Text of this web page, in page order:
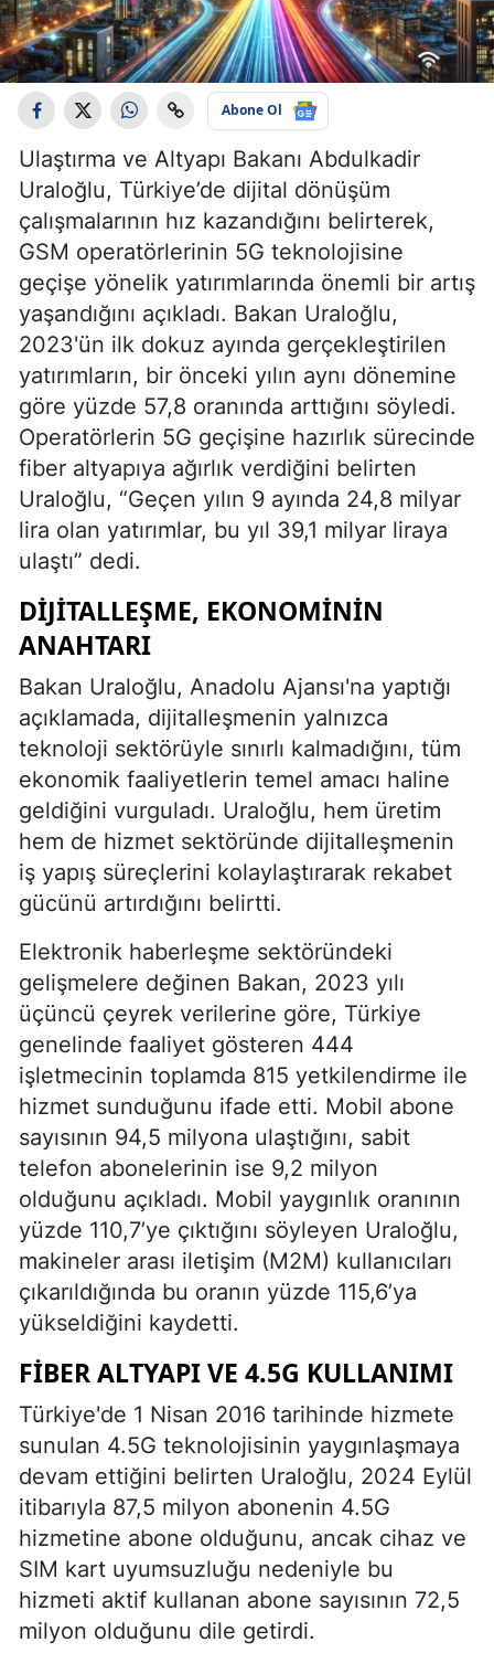
Abone Ol
Ulaştırma ve Altyapı Bakanı Abdulkadir
Uraloğlu, Türkiye’de dijital dönüşüm
çalışmalarının hız kazandığını belirterek,
GSM operatörlerinin 5G teknolojisine
geçişe yönelik yatırımlarında önemli bir artış
yaşandığını açıkladı. Bakan Uraloğlu,
2023'ün ilk dokuz ayında gerçekleştirilen
yatırımların, bir önceki yılın aynı dönemine
göre yüzde 57,8 oranında arttığını söyledi.
Operatörlerin 5G geçişine hazırlık sürecinde
fiber altyapıya ağırlık verdiğini belirten
Uraloğlu, “Geçen yılın 9 ayında 24,8 milyar
lira olan yatırımlar, bu yıl 39,1 milyar liraya
ulaştı” dedi.
DIJITALLEŞME, EKONOMININ
ANAHTARI
Bakan Uraloğlu, Anadolu Ajansı'na yaptığı
açıklamada, dijitalleşmenin yalnızca
teknoloji sektörüyle sınırlı kalmadığını, tüm
ekonomik faaliyetlerin temel amacı haline
geldiğini vurguladı. Uraloğlu, hem üretim
hem de hizmet sektöründe dijitalleşmenin
iş yapış süreçlerini kolaylaştırarak rekabet
gücünü artırdığını belirtti.
Elektronik haberleşme sektöründeki
gelişmelere değinen Bakan, 2023 yılı
üçüncü çeyrek verilerine göre, Türkiye
genelinde faaliyet gösteren 444
işletmecinin toplamda 815 yetkilendirme ile
hizmet sunduğunu ifade etti. Mobil abone
sayısının 94,5 milyona ulaştığını, sabit
telefon abonelerinin ise 9,2 milyon
olduğunu açıkladı. Mobil yaygınlık oranının
yüzde 110,7’ye çıktığını söyleyen Uraloğlu,
makineler arası iletişim (M2M) kullanıcıları
çıkarıldığında bu oranın yüzde 115,6’ya
yükseldiğini kaydetti.
FIBER ALTYAPI VE 4.5G KULLANIMI
Türkiye'de 1 Nisan 2016 tarihinde hizmete
sunulan 4.5G teknolojisinin yaygınlaşmaya
devam ettiğini belirten Uraloğlu, 2024 Eylül
itibarıyla 87,5 milyon abonenin 4.5G
hizmetine abone olduğunu, ancak cihaz ve
SIM kart uyumsuzluğu nedeniyle bu
hizmeti aktif kullanan abone sayısının 72,5
milyon olduğunu dile getirdi.